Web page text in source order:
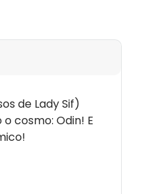
de Lady Sif)
cosmo: Odin! E